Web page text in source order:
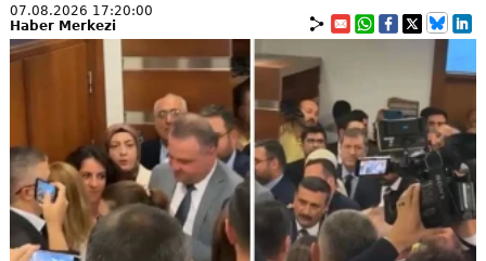
07.08.2026 17:20:00
Haber Merkezi